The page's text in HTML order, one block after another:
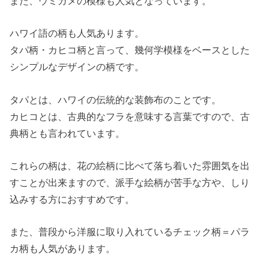
ハワイ語の柄も人気あります。
タパ柄・カヒコ柄と言って、幾何学模様をベースとした
シンプルなデザインの柄です。
タパとは、ハワイの伝統的な装飾布のことです。
カヒコとは、古典的なフラを意味する言葉ですので、古
典柄とも言われています。
これらの柄は、花の絵柄に比べて落ち着いた雰囲気を出
すことが出来ますので、派手な絵柄が苦手な方や、しり
込みする方におすすめです。
また、普段から洋服に取り入れているチェック柄＝パラ
カ柄も人気があります。